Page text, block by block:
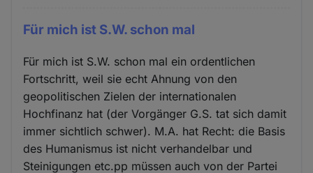
Für mich ist S.W. schon mal
Für mich ist S.W. schon mal ein ordentlichen
Fortschritt, weil sie echt Ahnung von den
geopolitischen Zielen der internationalen
Hochfinanz hat (der Vorgänger G.S. tat sich damit
immer sichtlich schwer). M.A. hat Recht: die Basis
des Humanismus ist nicht verhandelbar und
Steinigungen etc.pp müssen auch von der Partei